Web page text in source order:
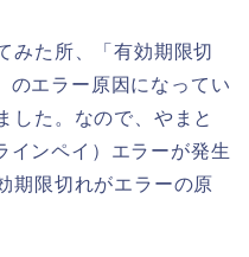
みた所、「有効期限切
のエラー原因になってい
した。なので、やまと
インペイ）エラーが発生
期限切れがエラーの原